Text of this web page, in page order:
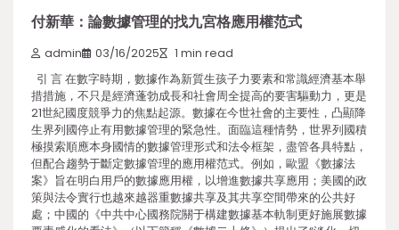
付新華：論數據管理的找九宮格應用權范式
admin 03/16/2025 1 min read
引 言 在數字時期，數據作為新質生孩子力要素和常識經濟基本舉
措措施，不只是經濟蓬勃成長和社會周全提高的要害驅動力，更是
21世紀國度競爭力的焦點起源。數據在今世社會的主要性，凸顯降
生界列國停止有用數據管理的緊急性。面臨這種情勢，世界列國積
極摸索順應本身國情的數據管理形式和法令框架，盡管各具特點，
但配合趨勢于斷定數據管理的應用權范式。例如，歐盟《數據法
案》旨在明白用戶的數據應用權，以增進數據共享應用；美國的政
策與法令實行也越來越器重數據共享及其共享空間帶來的公共好
處；中國的《中共中心國務院關于構建數據基本軌制更好施展數據